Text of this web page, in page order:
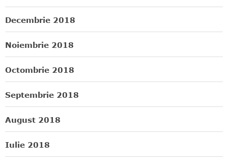
Decembrie 2018
Noiembrie 2018
Octombrie 2018
Septembrie 2018
August 2018
Iulie 2018